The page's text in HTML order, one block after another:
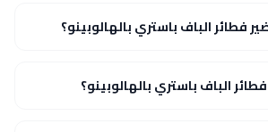
فطائر الباف باستري بالهالوبينو؟
الباف باستري بالهالوبينو؟